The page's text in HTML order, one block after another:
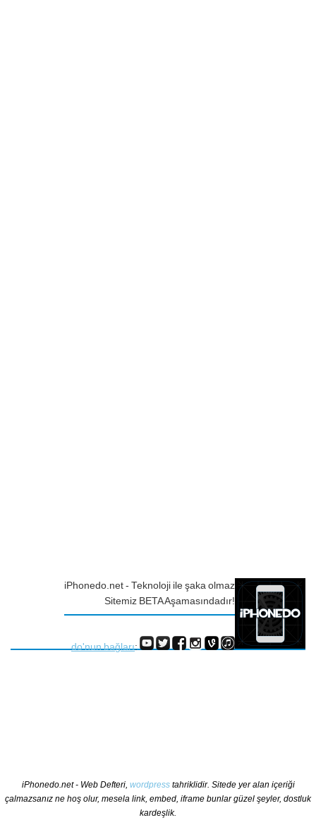
iPhonedo.net - Teknoloji ile şaka olmaz
Sitemiz BETA Aşamasındadır!
do'nun bağları:
iPhonedo.net - Web Defteri, wordpresstahriklidir. Sitede yer alan içeriği
çalmazsanız ne hoş olur, mesela link, embed, iframe bunlar güzel şeyler, dostluk
kardeşlik.